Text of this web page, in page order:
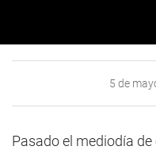
5 de
Pasado el mediodía